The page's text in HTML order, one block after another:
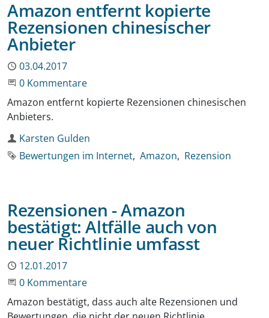
Amazon entfernt kopierte
Rezensionen chinesischer
Anbieter
Publiziert
03.04.2017
Beginne eine Unterhaltung
0 Kommentare
Amazon entfernt kopierte Rezensionen chinesischen
Anbieters.
Autor
Karsten Gulden
Schlagworte
Bewertungen im Internet Amazon Rezension
Rezensionen - Amazon
bestätigt: Altfälle auch von
neuer Richtlinie umfasst
Publiziert
12.01.2017
Beginne eine Unterhaltung
0 Kommentare
Amazon bestätigt, dass auch alte Rezensionen und